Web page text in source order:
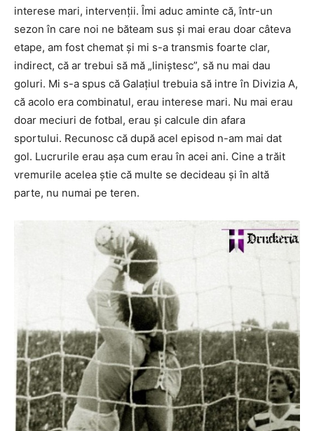
interese mari, intervenții. Îmi aduc aminte că, într-un
sezon în care noi ne băteam sus și mai erau doar câteva
etape, am fost chemat și mi s-a transmis foarte clar,
indirect, că ar trebui să mă „liniștesc”, să nu mai dau
goluri. Mi s-a spus că Galațiul trebuia să intre în Divizia A,
că acolo era combinatul, erau interese mari. Nu mai erau
doar meciuri de fotbal, erau și calcule din afara
sportului. Recunosc că după acel episod n-am mai dat
gol. Lucrurile erau așa cum erau în acei ani. Cine a trăit
vremurile acelea știe că multe se decideau și în altă
parte, nu numai pe teren.